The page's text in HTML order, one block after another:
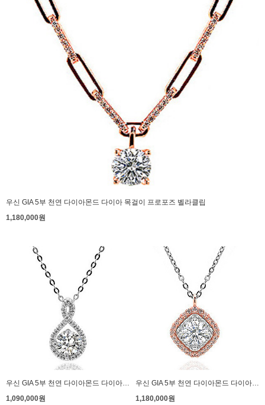
우신 GIA 5부 천연 다이아몬드 다이아 목걸이 프로포즈 벨라클립
1,180,000원
우신 GIA 5부 천연 다이아몬드 다이아 목걸이 프로포즈 디오
1,090,000원
우신 GIA 5부 천연 다이아몬드 다이아 목걸이 프로포즈 롬버스
1,180,000원